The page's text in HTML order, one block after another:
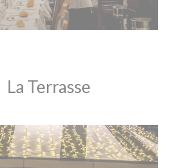
La Terrasse